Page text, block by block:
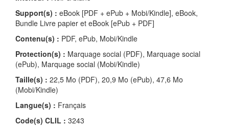
Support(s) : eBook [PDF + ePub + Mobi/Kindle], eBook,
Bundle Livre papier et eBook [ePub + PDF]
Contenu(s) : PDF, ePub, Mobi/Kindle
Protection(s) : Marquage social (PDF), Marquage social
(ePub), Marquage social (Mobi/Kindle)
Taille(s) : 22,5 Mo (PDF), 20,9 Mo (ePub), 47,6 Mo
(Mobi/Kindle)
Langue(s) : Français
Code(s) CLIL : 3243